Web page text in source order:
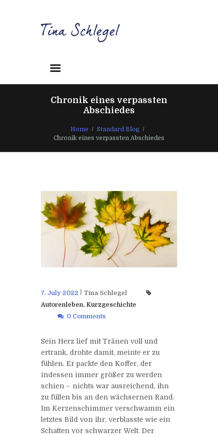
Chronik eines verpassten
Abschiedes
Home
Standard Blog
Chronik eines verpassten Abschiedes
7. July 2022
Tina Schlegel
Autorenleben, Kurzgeschichte
0 Comments
Sein Herz lief mit Tränen voll und
ertrank, drohte damit, meinte er zu
fühlen. Er packte den Koffer, der
indessen immer größer zu werden
schien – nichts war ausreichend, ihn
zu füllen bis an den wächsernen Rand.
Im Kerzenschimmer verschwamm ein
letztes Bild von ihr, verblasste wie ein
Schatten vor schwarzer Welt. Der